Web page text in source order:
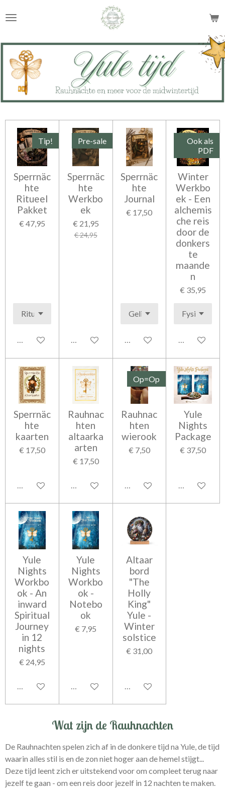
direct
de
hoofdinhoud
Tip!
Sperrnäc
hte
Ritueel
Pakket
€ 47,95
In winkelwagen
Pre-sale
Sperrnäc
hte
Werkbo
ek
€ 21,95
€ 24,95
In winkelwagen
Sperrnäc
hte
Journal
€ 17,50
In winkelwagen
Ook als
PDF
Winter
Werkbo
ek - Een
alchemis
che reis
door de
donkers
te
maande
n
€ 35,95
In
Sperrnäc
hte
kaarten
€ 17,50
In winkelwagen
Rauhnac
hten
altaarka
arten
€ 17,50
In winkelwagen
Op=Op
Rauhnac
hten
wierook
€ 7,50
In winkelwagen
Yule
Nights
Package
€ 37,50
In
Yule
Nights
Workbo
ok - An
inward
Spiritual
Journey
in 12
nights
€ 24,95
In winkelwagen
Yule
Nights
Workbo
ok -
Notebo
ok
€ 7,95
In winkelwagen
Altaar
bord
"The
Holly
King"
Yule -
Winter
solstice
€ 31,00
In winkelwagen
Wat zijn de Rauhnachten
De Rauhnachten spelen zich af in de donkere tijd na Yule, de tijd
waarin alles stil is en de zon niet hoger aan de hemel stijgt...
Deze tijd leent zich er uitstekend voor om compleet terug naar
jezelf te gaan - om een reis door jezelf in 12 nachten te maken.